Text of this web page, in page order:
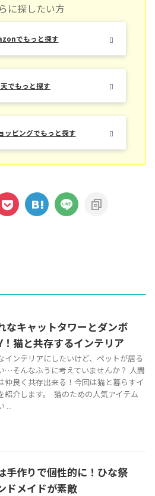
に探したい方
でもっと探す
でもっと探す
ッピングでもっと探す
なキャットタワーとダンボ
！猫と共存するインテリア
インテリアにしたいけど、ペットが居る
…そんなふうに考えていませんか？ 人間
仲良く共存出来る！今回は猫と暮らすイ
紹介します。 猫のための人気アイテム
...
手作りで個性的に！ひな祭
ドメイドが素敵